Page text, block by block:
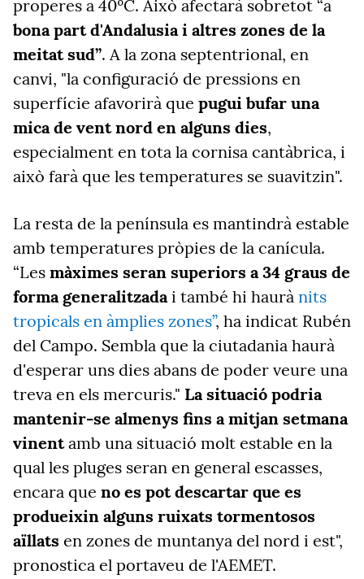
properes a 40ºC. Això afectarà sobretot “a
bona part d'Andalusia i altres zones de la
meitat sud”. A la zona septentrional, en
canvi, "la configuració de pressions en
superfície afavorirà que pugui bufar una
mica de vent nord en alguns dies,
especialment en tota la cornisa cantàbrica, i
això farà que les temperatures se suavitzin".
La resta de la península es mantindrà estable
amb temperatures pròpies de la canícula.
“Les màximes seran superiors a 34 graus de
forma generalitzadai també hi haurà nits
tropicals en àmplies zones”, ha indicat Rubén
del Campo. Sembla que la ciutadania haurà
d'esperar uns dies abans de poder veure una
treva en els mercuris." La situació podria
mantenir-se almenys fins a mitjan setmana
vinentamb una situació molt estable en la
qual les pluges seran en general escasses,
encara que no es pot descartar que es
produeixin alguns ruixats tormentosos
aïllats en zones de muntanya del nord i est",
pronostica el portaveu de l'AEMET.